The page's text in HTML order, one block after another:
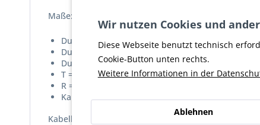
Maße:
Durchmesser A = 143mm
Durchmesser GA = 133mm
Durchmesser I = 131mm
T = 75 mm
R = 12 mm
Kabellänge: ca. 400mm
Kabelbelegung:
Wir nutzen Cookies und
Diese Webseite benutzt technisch
Cookie-Button unten rechts.
Weitere Informationen in der
Ablehnen